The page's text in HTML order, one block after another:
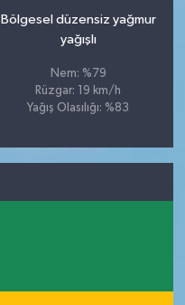
Bölgesel düzensiz yağmur
yağışlı
Nem: %79
Rüzgar: 19 km/h
Yağış Olasılığı: %83